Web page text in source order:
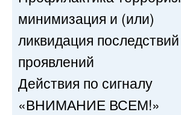
минимизация и (или)
ликвидация последствий
проявлений
Действия по сигналу
«ВНИМАНИЕ ВСЕМ!»